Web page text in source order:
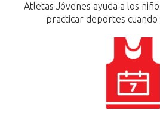
Atletas Jóvenes ayuda a los
practicar deportes cuando